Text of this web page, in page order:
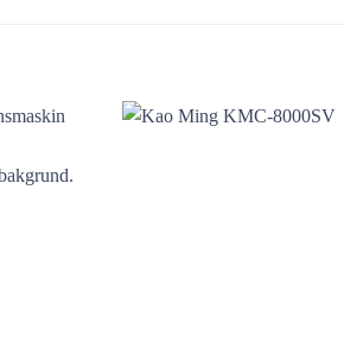
Lägg till
utvald